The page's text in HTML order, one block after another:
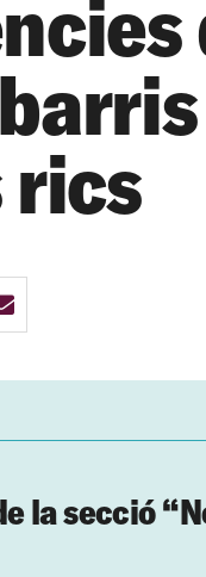
rics
la secció